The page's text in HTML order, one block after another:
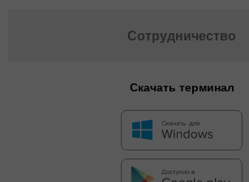
Сотрудничество
Скачать терминал